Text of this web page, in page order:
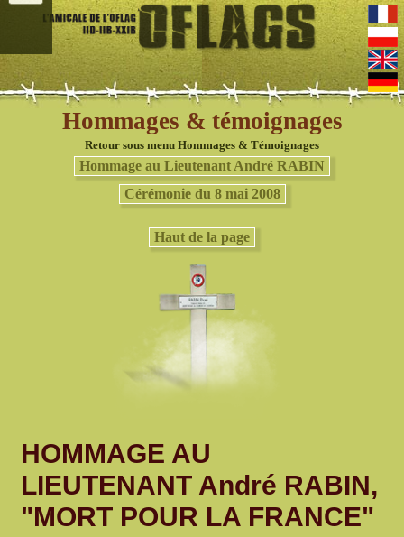
Hommages & témoignages
Retour sous menu Hommages & Témoignages
Hommage au Lieutenant André RABIN
Cérémonie du 8 mai 2008
Haut de la page
HOMMAGE AU
LIEUTENANT André RABIN,
"MORT POUR LA FRANCE"